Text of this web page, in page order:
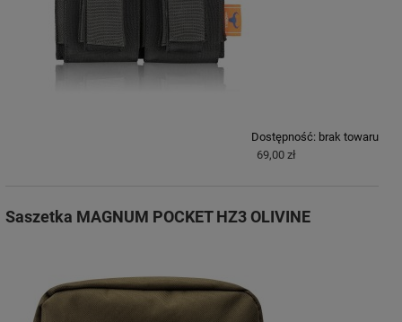
Dostępność: brak towaru
69,00 zł
Saszetka MAGNUM POCKET HZ3 OLIVINE